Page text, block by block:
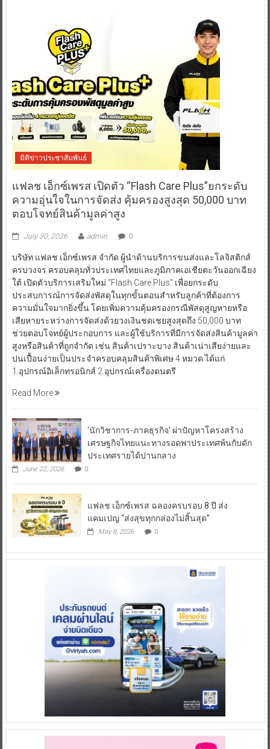
มิติข่าวประชาสัมพันธ์
แฟลช เอ็กซ์เพรส เปิดตัว “Flash Care Plus”ยกระดับ
ความอุ่นใจในการจัดส่ง คุ้มครองสูงสุด 50,000 บาท
ตอบโจทย์สินค้ามูลค่าสูง
July 30, 2026 admin 0
บริษัท แฟลช เอ็กซ์เพรส จำกัด ผู้นำด้านบริการขนส่งและโลจิสติกส์
ครบวงจร ครอบคลุมทั่วประเทศไทยและภูมิภาคเอเชียตะวันออกเฉียง
ใต้ เปิดตัวบริการเสริมใหม่ “Flash Care Plus” เพื่อยกระดับ
ประสบการณ์การจัดส่งพัสดุในทุกขั้นตอนสำหรับลูกค้าที่ต้องการ
ความมั่นใจมากยิ่งขึ้น โดยเพิ่มความคุ้มครองกรณีพัสดุสูญหายหรือ
เสียหายระหว่างการจัดส่งด้วยวงเงินชดเชยสูงสุดถึง 50,000 บาท
ช่วยตอบโจทย์ผู้ประกอบการ และผู้ใช้บริการที่มีการจัดส่งสินค้ามูลค่า
สูงหรือสินค้าที่ถูกจำกัด เช่น สินค้าเปราะบาง สินค้าเน่าเสียง่ายและ
ปนเปื้อนง่ายเป็นประจำครอบคลุมสินค้าพิเศษ 4 หมวด ได้แก่
1.อุปกรณ์อิเล็กทรอนิกส์ 2.อุปกรณ์เครื่องดนตรี
Read More
‘นักวิชาการ-ภาคธุรกิจ’ ผ่าปัญหาโครงสร้าง
เศรษฐกิจไทยแนะทางรอดพาประเทศพ้นกับดัก
ประเทศรายได้ปานกลาง
June 22, 2026 0
แฟลช เอ็กซ์เพรส ฉลองครบรอบ 8 ปี ส่ง
แคมเปญ “ส่งสุขทุกกล่องไม่สิ้นสุด”
May 8, 2026 0